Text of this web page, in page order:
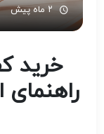
۲ ماه پیش
خرید